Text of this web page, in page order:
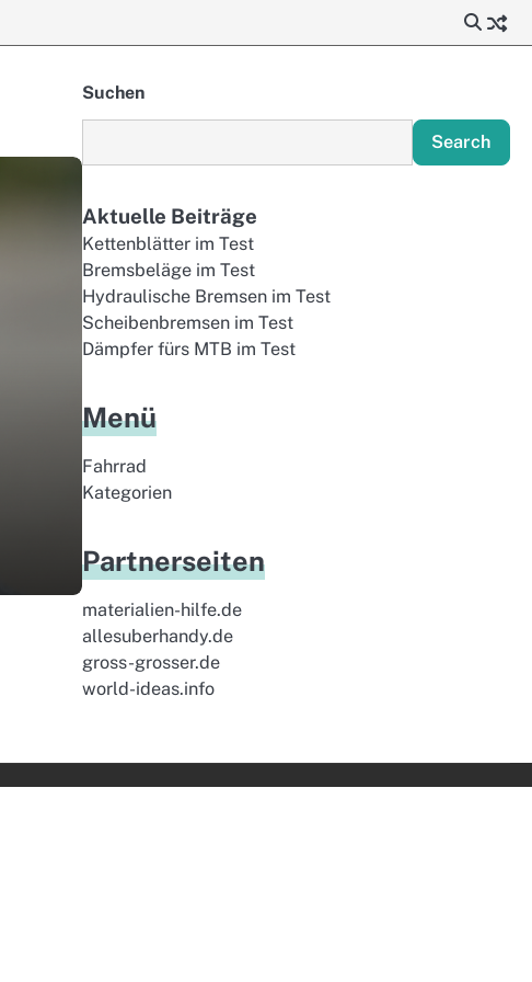
Suchen
Search
Aktuelle Beiträge
Kettenblätter im Test
Bremsbeläge im Test
Hydraulische Bremsen im Test
Scheibenbremsen im Test
Dämpfer fürs MTB im Test
Menü
Fahrrad
Kategorien
Partnerseiten
materialien-hilfe.de
allesuberhandy.de
gross-grosser.de
world-ideas.info